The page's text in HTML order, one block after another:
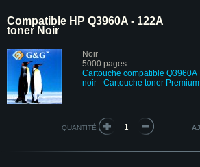
Compatible HP Q3960A - 122A
toner Noir
Noir
5000 pages
Cartouche compatible Q3960A
noir - Cartouche toner Premium
QUANTITÉ